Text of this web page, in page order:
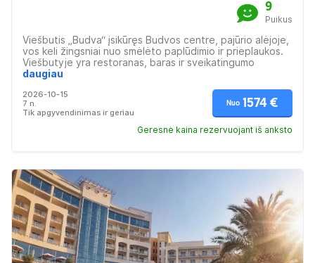
9
Puikus
Viešbutis „Budva“ įsikūręs Budvos centre, pajūrio alėjoje,
vos keli žingsniai nuo smėlėto paplūdimio ir prieplaukos.
Viešbutyje yra restoranas, baras ir sveikatingumo
centras. Visame viešbutyje veikia nemokamas belaidis
oro kondicionierius, tiesioginė telefono linija ir vonios
kambarys su dušu bei plaukų džiovintuvu. Taip pat
numeriuose yra seifas ir mini baras. Viešbučio restorane
siūlomi įvairūs vietinės ir tarptautinės virtuvės patiekalai.
daugiau
2026-10-15
7 n.
Tik apgyvendinimas ir geriau
Nuo 1574 €
Geresnė kaina rezervuojant iš anksto